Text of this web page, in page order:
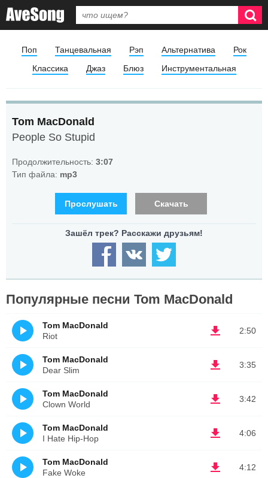
Поп Танцевальная Рэп Альтернатива
Рок
Классика
Джаз Блюз Инструментальная
Tom MacDonald
People So Stupid
Продолжительность: 3:07
Тип файла: mp3
Прослушать Скачать
Популярные песни Tom MacDonald
2:50
Tom MacDonald
Riot
3:35
Tom MacDonald
Dear Slim
3:42
Tom MacDonald
Clown World
4:06
Tom MacDonald
I Hate Hip-Hop
4:12
Tom MacDonald
Fake Woke